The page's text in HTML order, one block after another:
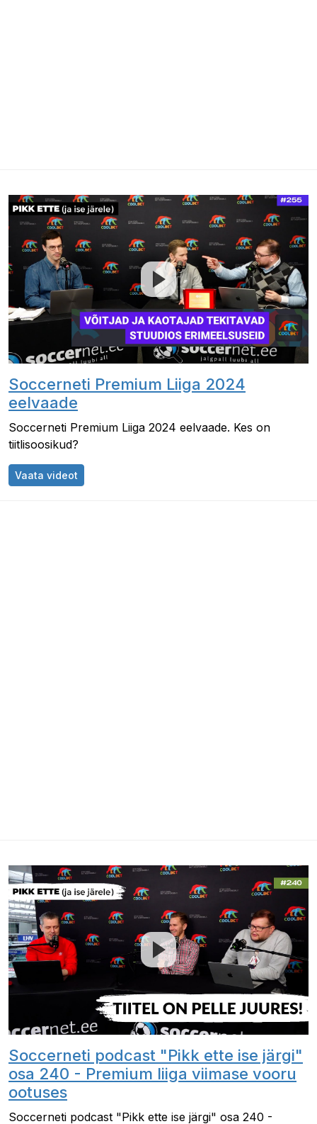
Soccerneti Premium Liiga 2024
eelvaade
Soccerneti Premium Liiga 2024 eelvaade. Kes on
tiitlisoosikud?
Vaata videot
Soccerneti podcast "Pikk ette ise järgi"
osa 240 - Premium liiga viimase vooru
ootuses
Soccerneti podcast "Pikk ette ise järgi" osa 240 -